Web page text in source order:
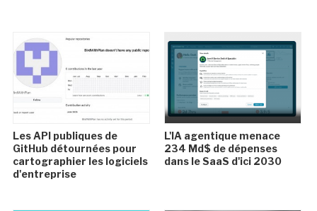
Les API publiques de
GitHub détournées pour
cartographier les logiciels
d'entreprise
L'IA agentique menace
234 Md$ de dépenses
dans le SaaS d'ici 2030